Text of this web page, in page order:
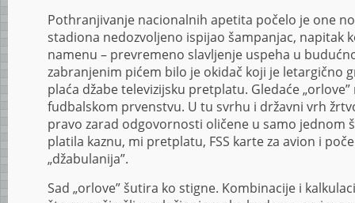
Pothranjivanje nacionalnih apetita počelo je one
stadiona nedozvoljeno ispijao šampanjac, napitak
namenu – prevremeno slavljenje uspeha u
zabranjenim pićem bilo je okidač koji je letargično
plaća džabe televizijsku pretplatu. Gledaće „orlove”
fudbalskom prvenstvu. U tu svrhu i državni vrh
pravo zarad odgovornosti oličene u samo jednom
platila kaznu, mi pretplatu, FSS karte za avion i
„džabulanija”.
Sad „orlove” šutira ko stigne. Kombinacije i